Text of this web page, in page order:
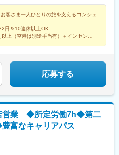
なう異動が生じた場合に以下を支
グレードに応じて変動
円/月 居住地区・グレード・家族帯
回 グレード・家族帯同有無に応じて
国型コース』へ変更可能。
務（会社が出向を指示した場合は出
）
（沖縄県那覇市）※詳しい店舗情報は
。
駅、新高島駅、東池袋駅、北品川
野駅、末広町駅(東京都)、三越前
口駅、汐留駅、高島町駅、新宿三丁
客さま一人ひとりの旅を支えるコンシェ
日＆10連休以上OK
上（空港は別途手当有）＋インセン
万円支給
応募する
営業 ◆所定労働7h◆第二
富なキャリアパス